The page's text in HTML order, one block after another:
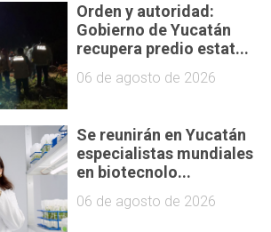
Orden y autoridad:
Gobierno de Yucatán
recupera predio estat...
06 de agosto de 2026
Se reunirán en Yucatán
especialistas mundiales
en biotecnolo...
06 de agosto de 2026